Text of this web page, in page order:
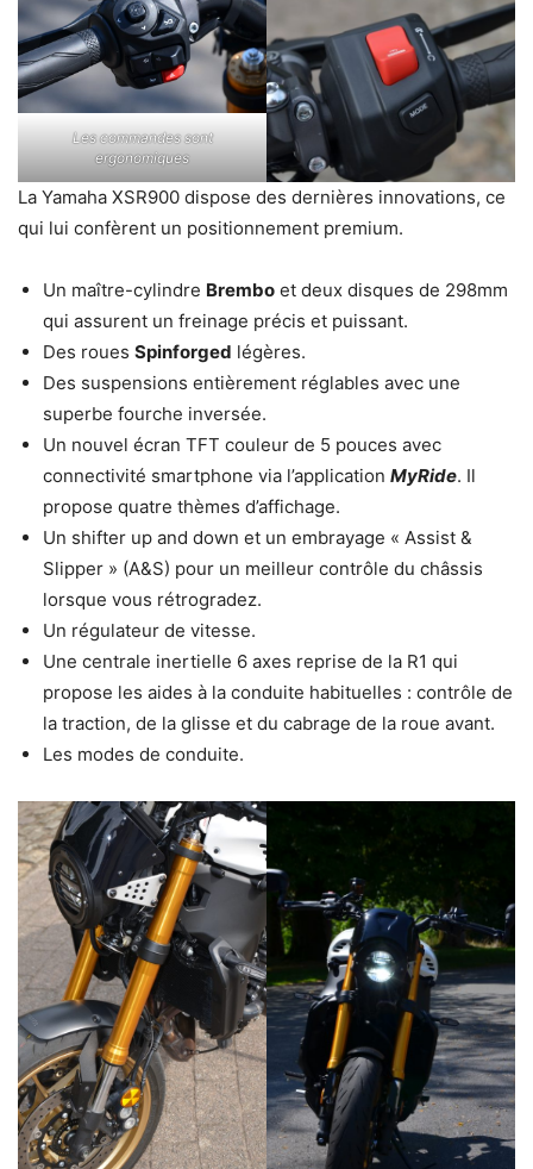
Les commandes sont
ergonomiques
La Yamaha XSR900 dispose des dernières innovations, ce
qui lui confèrent un positionnement premium.
Un maître-cylindre Brembo et deux disques de 298mm
qui assurent un freinage précis et puissant.
Des roues Spinforged légères.
Des suspensions entièrement réglables avec une
superbe fourche inversée.
Un nouvel écran TFT couleur de 5 pouces avec
connectivité smartphone via l’application MyRide. Il
propose quatre thèmes d’affichage.
Un shifter up and down et un embrayage « Assist &
Slipper » (A&S) pour un meilleur contrôle du châssis
lorsque vous rétrogradez.
Un régulateur de vitesse.
Une centrale inertielle 6 axes reprise de la R1 qui
propose les aides à la conduite habituelles : contrôle de
la traction, de la glisse et du cabrage de la roue avant.
Les modes de conduite.